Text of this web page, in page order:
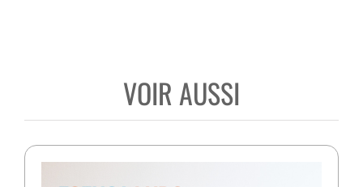
VOIR AUSSI